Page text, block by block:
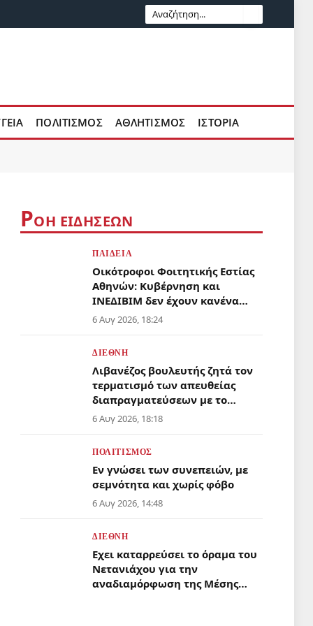
ΠΟΛΙΤΙΣΜΌΣ ΑΘΛΗΤΙΣΜΌΣ ΙΣΤΟΡΊΑ
ΡΟΉ ΕΙΔΉΣΕΩΝ
ΠΑΙΔΕΊΑ
Οικότροφοι Φοιτητικής Εστίας
Αθηνών: Κυβέρνηση και
ΙΝΕΔΙΒΙΜ δεν έχουν κανένα
σχέδιο για το που θα μείνουν
6 Αυγ 2026, 18:24
ΔΙΕΘΝΉ
Λιβανέζος βουλευτής ζητά τον
τερματισμό των απευθείας
διαπραγματεύσεων με το
Ισραήλ
6 Αυγ 2026, 18:18
ΠΟΛΙΤΙΣΜΌΣ
Εν γνώσει των συνεπειών, με
σεμνότητα και χωρίς φόβο
6 Αυγ 2026, 14:48
ΔΙΕΘΝΉ
Εχει καταρρεύσει το όραμα του
Νετανιάχου για την
αναδιαμόρφωση της Μέσης